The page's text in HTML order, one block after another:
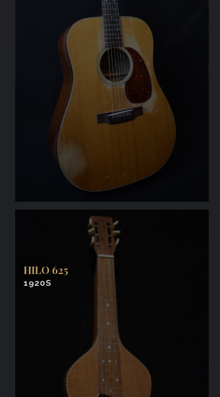
HILO 625
1920S